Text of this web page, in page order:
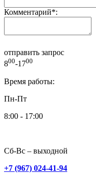
Комментарий*:
отправить запрос
800-1700
Время работы:
Пн-Пт
8:00 - 17:00
Сб-Вс – выходной
+7 (967) 024-41-94